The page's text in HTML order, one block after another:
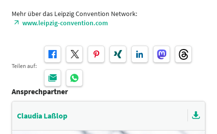
Mehr über das Leipzig Convention Network:
www.leipzig-convention.com
Teilen auf:
Ansprechpartner
Claudia Laßlop